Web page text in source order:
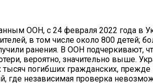
ООН, с 24 февраля 2022 года в
в том числе около 800 детей;
ранения. В ООН подчеркивают,
вероятно, значительно выше.
тысяч погибших гражданских,
где независимая проверка